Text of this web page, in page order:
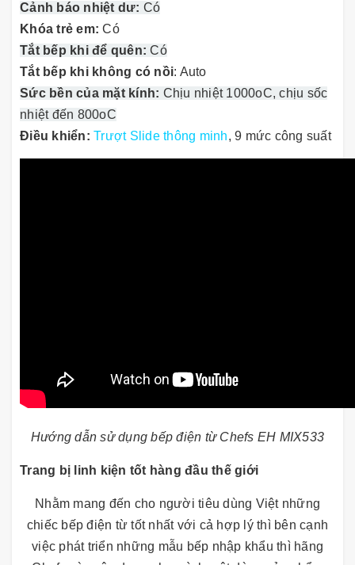
Cảnh báo nhiệt dư: Có
Khóa trẻ em:Có
Tắt bếp khi để quên:Có
Tắt bếp khi không có nồi: Auto
Sức bền của mặt kính: Chịu nhiệt 1000oC, chịu sốc
nhiệt đến 800oC
Điều khiển: Trượt Slide thông minh, 9 mức công suất
Hướng dẫn sử dụng bếp điện từ Chefs EH MIX533
Trang bị linh kiện tốt hàng đầu thế giới
Nhằm mang đến cho người tiêu dùng Việt những
chiếc bếp điện từ tốt nhất với cả hợp lý thì bên cạnh
việc phát triển những mẫu bếp nhập khẩu thì hãng